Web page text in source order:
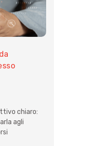
chiaro:
agli